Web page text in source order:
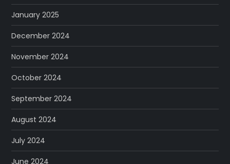
January 2025
December 2024
November 2024
October 2024
September 2024
August 2024
July 2024
June 2024